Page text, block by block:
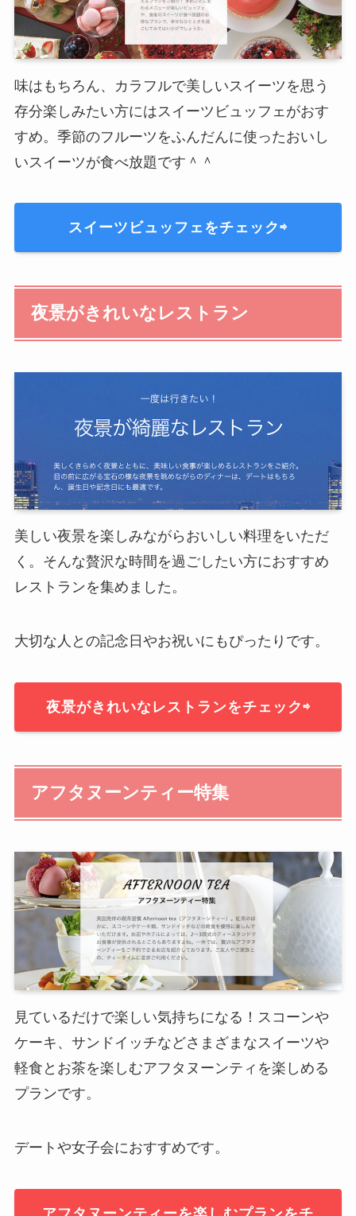
味はもちろん、カラフルで美しいスイーツを思う
存分楽しみたい方にはスイーツビュッフェがおす
すめ。季節のフルーツをふんだんに使ったおいし
いスイーツが食べ放題です＾＾
スイーツビュッフェをチェック⇨
夜景がきれいなレストラン
美しい夜景を楽しみながらおいしい料理をいただ
く。そんな贅沢な時間を過ごしたい方におすすめ
レストランを集めました。
大切な人との記念日やお祝いにもぴったりです。
夜景がきれいなレストランをチェック⇨
アフタヌーンティー特集
見ているだけで楽しい気持ちになる！スコーンや
ケーキ、サンドイッチなどさまざまなスイーツや
軽食とお茶を楽しむアフタヌーンティを楽しめる
プランです。
デートや女子会におすすめです。